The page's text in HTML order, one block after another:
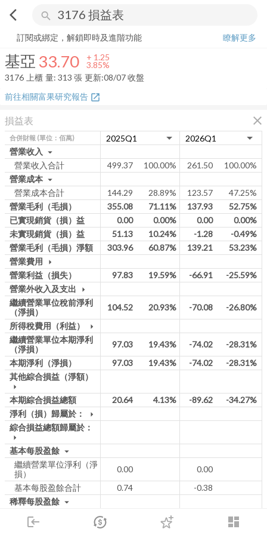
arrow_back_ios search
login dashboard
市場 登入
基亞 33.70+ 3.85%
訂閱或綁定，解鎖即時及進階功能
瞭解更多
基亞 33.70 + 1.25
3.85%
3176 上櫃 量: 313 張 更新:08/07 收盤
前往相關富果研究報告 open_in_new
損益表 close
合併財報 (單位：佰萬)
營業收入 arrow_drop_down
營業收入合計 499.37 100.00% 261.50
100.00%
營業成本 arrow_drop_down
營業成本合計 144.29 28.89% 123.57
47.25%
營業毛利（毛損）
355.08 71.11% 137.93
52.75%
已實現銷貨（損）益
0.00 0.00% 0.00
0.00%
未實現銷貨（損）益
51.13 10.24% -1.28
-0.49%
營業毛利（毛損）淨額
303.96 60.87% 139.21
53.23%
營業費用
arrow_drop_down
營業利益（損失） 97.83 19.59% -66.91
-25.59%
營業外收入及支出
arrow_drop_down
繼續營業單位稅前淨利
（淨損）
104.52 20.93% -70.08
-26.80%
所得稅費用（利益）
arrow_drop_down
繼續營業單位本期淨利
（淨損）
97.03 19.43% -74.02
-28.31%
本期淨利（淨損）
97.03 19.43% -74.02
-28.31%
其他綜合損益（淨額）
arrow_drop_down
本期綜合損益總額 20.64 4.13% -89.62
-34.27%
淨利（損）歸屬於：
arrow_drop_down
綜合損益總額歸屬於：
arrow_drop_down
基本每股盈餘 arrow_drop_down
繼續營業單位淨利（淨
損）
0.00
0.00
基本每股盈餘合計
0.74
-0.38
稀釋每股盈餘 arrow_drop_down
稀釋每股盈餘合計
電子書